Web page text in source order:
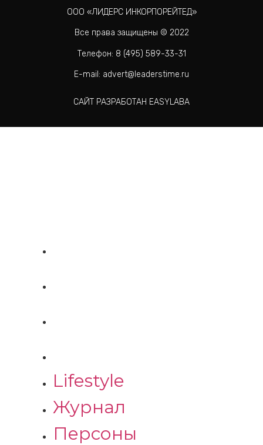
ООО «ЛИДЕРС ИНКОРПОРЕЙТЕД»
Все права защищены © 2022
Телефон: 8 (495) 589-33-31
E-mail: advert@leaderstime.ru
САЙТ РАЗРАБОТАН EASYLABA
Lifestyle
Журнал
Персоны